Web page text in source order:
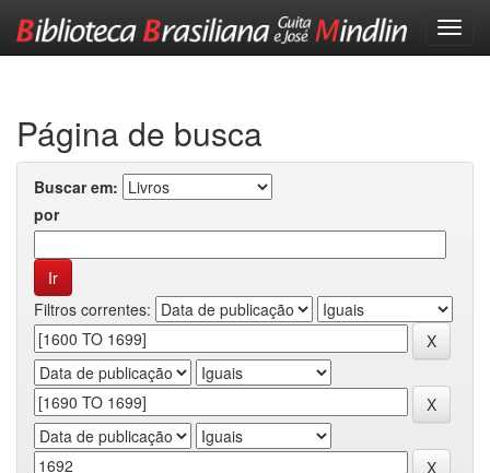
Página de busca
Buscar em:
por
Filtros correntes: